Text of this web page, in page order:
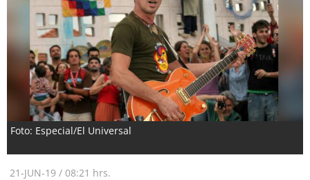
Foto: Especial/El Universal
21-JUN-19 / 08:21 hrs.